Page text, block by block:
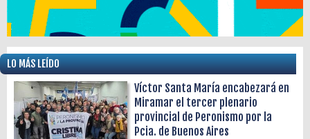
LO MÁS LEÍDO
Víctor Santa María encabezará en
Miramar el tercer plenario
provincial de Peronismo por la
Pcia. de Buenos Aires